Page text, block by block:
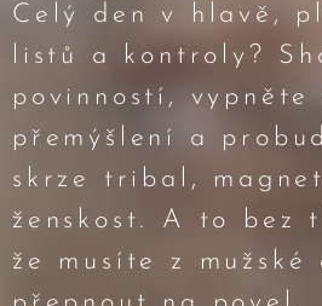
Celý den v hlavě,
listů a kontroly?
povinností, vypněte
přemýšlení a
skrze tribal,
ženskost. A to bez
že musíte z mužské